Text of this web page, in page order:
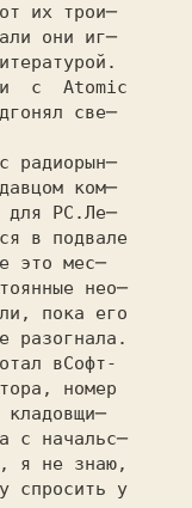
с  Atomic
для PC.
в подвале
нео─
пока его
разогнала.
вСофт-
номер
с начальс─
я не знаю,
спросить у